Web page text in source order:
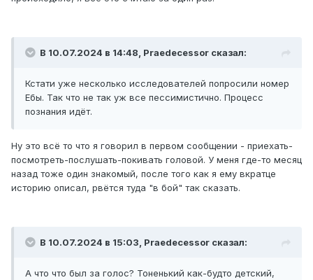
В 10.07.2024 в 14:48, Praedecessor сказал:
Кстати уже несколько исследователей попросили номер
Ебы. Так что не так уж все пессимистично. Процесс
познания идёт.
Ну это всё то что я говорил в первом сообщении - приехать-
посмотреть-послушать-покивать головой. У меня где-то месяц
назад тоже один знакомый, после того как я ему вкратце
историю описал, рвётся туда "в бой" так сказать.
В 10.07.2024 в 15:03, Praedecessor сказал:
А что что был за голос? Тоненький как-будто детский,